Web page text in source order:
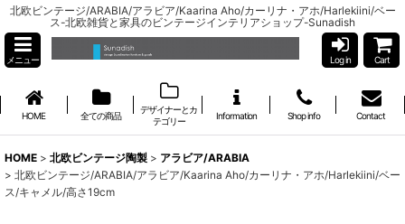
北欧ビンテージ/ARABIA/アラビア/Kaarina Aho/カーリナ・アホ/Harlekiini/ベー
ス-北欧雑貨と家具のビンテージインテリアショップ-Sunadish
メニュー Log in Cart
HOME 全ての商品
デザイナーとカ
テゴリー
Information Shop info Contact
HOME > 北欧ビンテージ陶製 > アラビア/ARABIA
> 北欧ビンテージ/ARABIA/アラビア/Kaarina Aho/カーリナ・アホ/Harlekiini/ベー
ス/キャメル/高さ19cm